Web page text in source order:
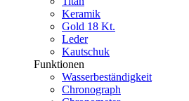
Keramik
Gold 18 Kt.
Leder
Kautschuk
Funktionen
Wasserbeständigkeit
Chronograph